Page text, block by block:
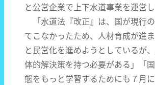
と公営企業で上下水道事業を運営
「水道法『改正』は、国が現行
てこなかったため、人材育成が進
と民営化を進めようとしているが
体的解決策を持つ必要がある」「
態をもっと学習するためにも７月